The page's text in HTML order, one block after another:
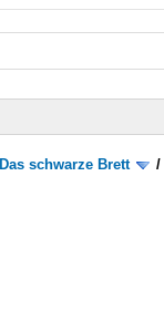
Das schwarze Brett /